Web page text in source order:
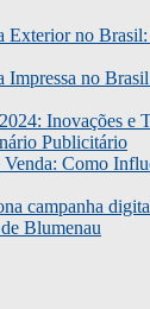
Exterior no
no
Inovações e
Publicitário
Como
campanha
Blumenau